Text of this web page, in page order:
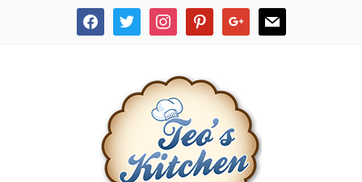
facebooktwitter instagrampinterestgoogle mail